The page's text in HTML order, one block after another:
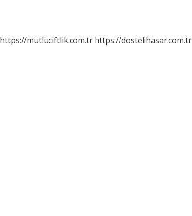
https://mutluciftlik.com.tr https://dostelihasar.com.tr